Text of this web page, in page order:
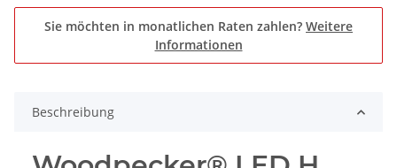
Sie möchten in monatlichen Raten zahlen? Weitere
Informationen
Beschreibung